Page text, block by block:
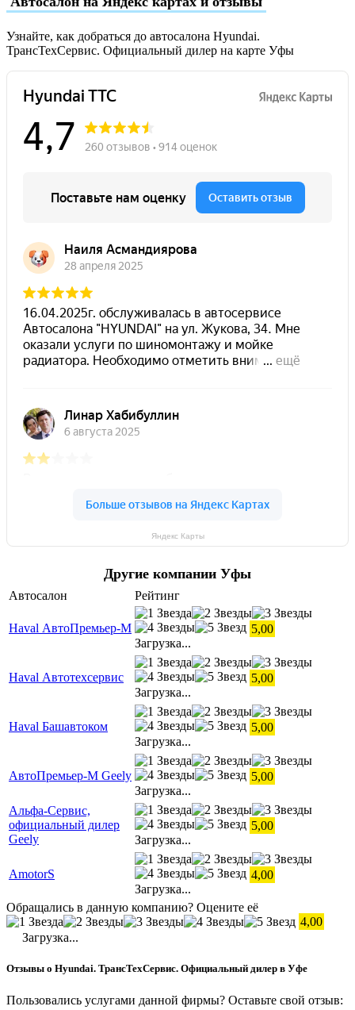
Узнайте, как добраться до автосалона Hyundai.
ТрансТехСервис. Официальный дилер на карте Уфы
Яндекс Карты
Другие компании Уфы
Автосалон Рейтинг
Haval АвтоПремьер-М
5,00
Загрузка...
Haval Автотехсервис
5,00
Загрузка...
Haval Башавтоком
5,00
Загрузка...
АвтоПремьер-М Geely
5,00
Загрузка...
Альфа-Сервис,
официальный дилер
Geely
5,00
Загрузка...
AmotorS
4,00
Загрузка...
Обращались в данную компанию? Оцените её
4,00
Загрузка...
Отзывы о Hyundai. ТрансТехСервис. Официальный дилер в Уфе
Пользовались услугами данной фирмы? Оставьте свой отзыв: